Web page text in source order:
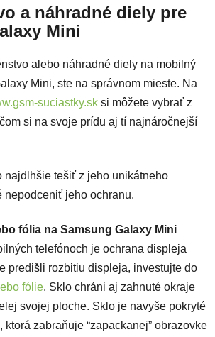
a náhradné diely pre
Mini
alebo náhradné diely na mobilný
Mini, ste na správnom mieste. Na
suciastky.sk si môžete vybrať z
si na svoje prídu aj tí najnáročnejší
najdlhšie tešiť z jeho unikátneho
nepodceniť jeho ochranu.
fólia na Samsung Galaxy Mini
telefónoch je ochrana displeja
predišli rozbitiu displeja, investujte do
fólie. Sklo chráni aj zahnuté okraje
svojej ploche. Sklo je navyše pokryté
ktorá zabraňuje “zapackanej” obrazovke